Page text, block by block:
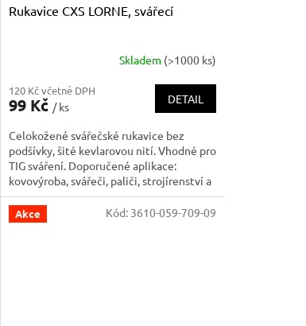
Rukavice CXS LORNE, svářecí
Skladem (>1000 ks)
120 Kč včetně DPH
99 Kč / ks
DETAIL
Celokožené svářečské rukavice bez
podšívky, šité kevlarovou nití. Vhodné pro
TIG sváření. Doporučené aplikace:
kovovýroba, svářeči, paliči, strojírenství a
těžký průmysl.
Akce Kód: 3610-059-709-09